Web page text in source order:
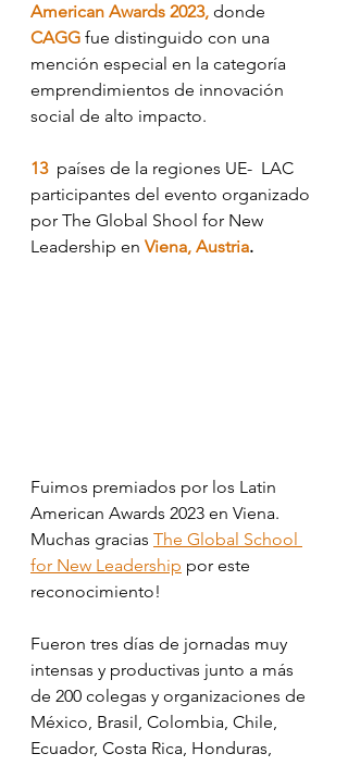
American Awards 2023, donde
CAGG fue distinguido con una
mención especial en la categoría
emprendimientos de innovación
social de alto impacto.
13 países de la regiones UE-  LAC
participantes del evento organizado
por The Global Shool for New
Leadership en Viena, Austria.
Fuimos premiados por los Latin
American Awards 2023 en Viena.
Muchas gracias The Global School
for New Leadership por este
reconocimiento!
Fueron tres días de jornadas muy
intensas y productivas junto a más
de 200 colegas y organizaciones de
México, Brasil, Colombia, Chile,
Ecuador, Costa Rica, Honduras,